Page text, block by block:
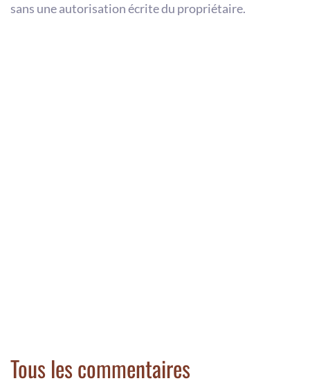
sans une autorisation écrite du propriétaire.
Tous les commentaires